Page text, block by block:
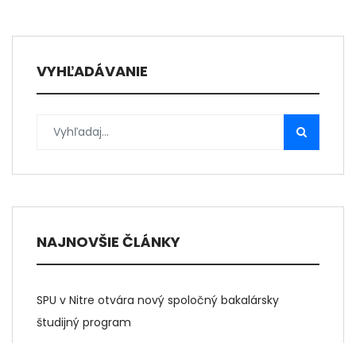
VYHĽADÁVANIE
NAJNOVŠIE ČLÁNKY
SPU v Nitre otvára nový spoločný bakalársky
študijný program